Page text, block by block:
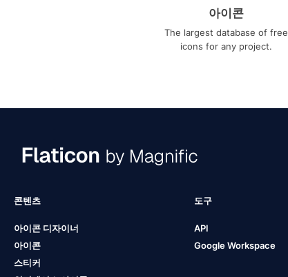
아이콘
The largest database of free
icons for any project.
콘텐츠
아이콘 디자이너
아이콘
스티커
도구
API
Google Workspace